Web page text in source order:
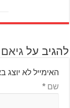
להגיב על
האימייל לא יוצג
שם*